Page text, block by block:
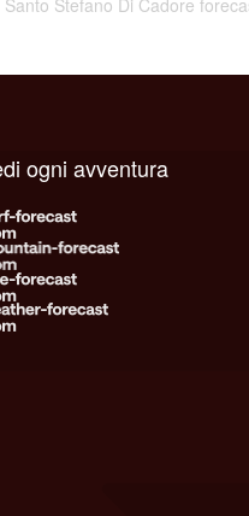
Santo Stefano Di Cadore
ogni avventura